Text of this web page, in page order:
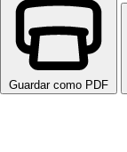
Guardar como PDF